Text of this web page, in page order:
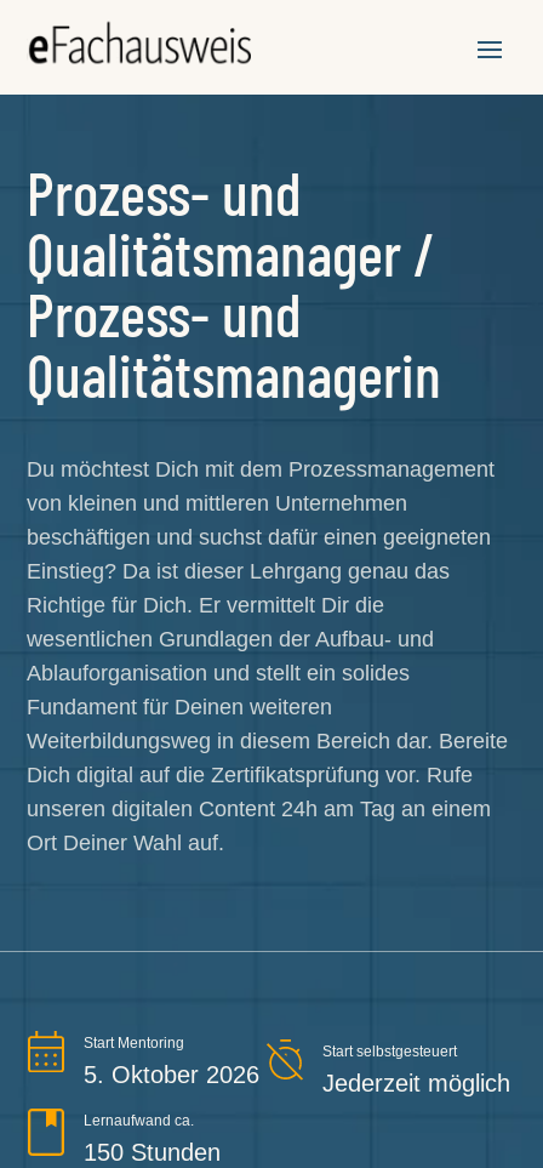
Prozess- und
Qualitätsmanager /
Prozess- und
Qualitätsmanagerin
Du möchtest Dich mit dem Prozessmanagement
von kleinen und mittleren Unternehmen
beschäftigen und suchst dafür einen geeigneten
Einstieg? Da ist dieser Lehrgang genau das
Richtige für Dich. Er vermittelt Dir die
wesentlichen Grundlagen der Aufbau- und
Ablauforganisation und stellt ein solides
Fundament für Deinen weiteren
Weiterbildungsweg in diesem Bereich dar. Bereite
Dich digital auf die Zertifikatsprüfung vor. Rufe
unseren digitalen Content 24h am Tag an einem
Ort Deiner Wahl auf.
Start Mentoring
5. Oktober 2026
Start selbstgesteuert
Jederzeit möglich
Lernaufwand ca.
150 Stunden